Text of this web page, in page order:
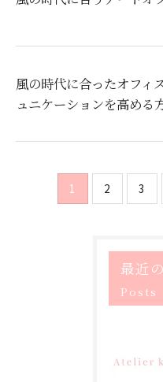
風の時代に合ったオフィ
ュニケーションを高める
1 2 3
最近
Posts